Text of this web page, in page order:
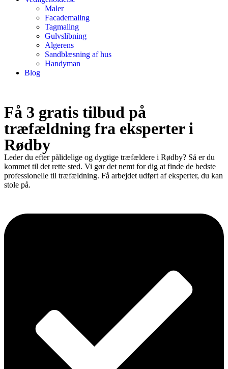
Maler
Facademaling
Tagmaling
Gulvslibning
Algerens
Sandblæsning af hus
Handyman
Blog
Få 3 gratis tilbud på
træfældning fra eksperter i
Rødby
Leder du efter pålidelige og dygtige træfældere i Rødby? Så er du
kommet til det rette sted. Vi gør det nemt for dig at finde de bedste
professionelle til træfældning. Få arbejdet udført af eksperter, du kan
stole på.